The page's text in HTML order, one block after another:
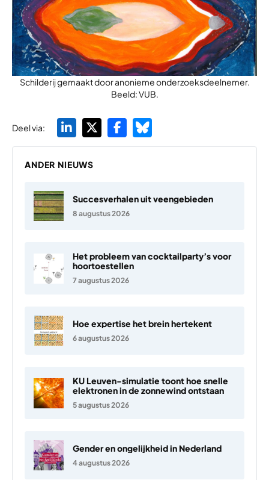
Schilderij gemaakt door anonieme onderzoeksdeelnemer.
Beeld: VUB.
Deel via:
ANDER NIEUWS
Succesverhalen uit veengebieden
8 augustus 2026
Het probleem van cocktailparty’s voor
hoortoestellen
7 augustus 2026
Hoe expertise het brein hertekent
6 augustus 2026
KU Leuven-simulatie toont hoe snelle
elektronen in de zonnewind ontstaan
5 augustus 2026
Gender en ongelijkheid in Nederland
4 augustus 2026